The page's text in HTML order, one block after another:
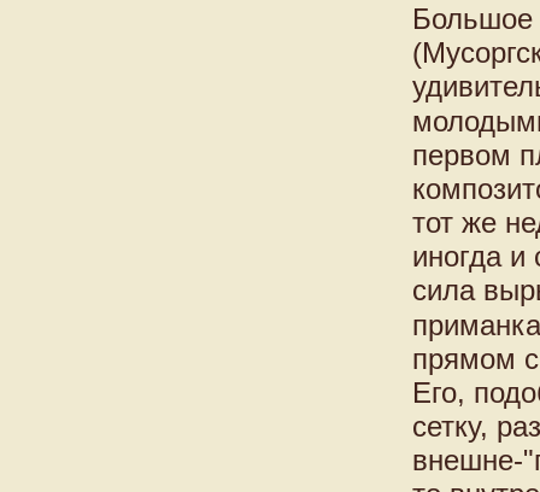
Большое
первом
тот же
иногда и
сила
прямом
Его,
сетку,
внешне-